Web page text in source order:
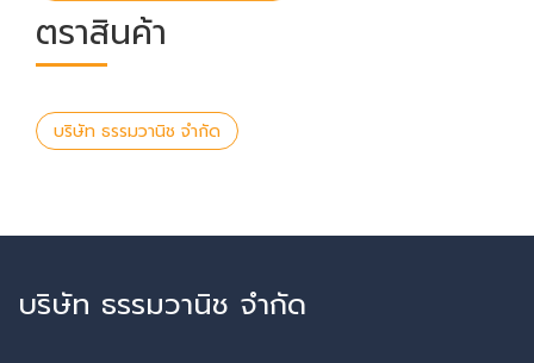
ตราสินค้า
บริษัท ธรรมวานิช จำกัด
บริษัท ธรรมวานิช จำกัด